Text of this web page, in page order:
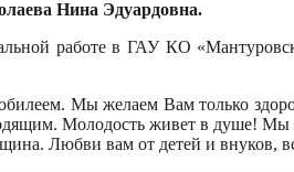
Нина Эдуардовна.
работе в ГАУ КО
Мы желаем Вам только
Молодость живет в душе!
Любви вам от детей и внуков,